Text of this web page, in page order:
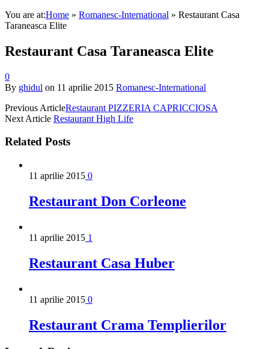
You are at:Home » Romanesc-International » Restaurant Casa
Taraneasca Elite
Restaurant Casa Taraneasca Elite
0
By ghidul on 11 aprilie 2015 Romanesc-International
Previous ArticleRestaurant PIZZERIA CAPRICCIOSA
Next Article Restaurant High Life
Related Posts
11 aprilie 2015 0
Restaurant Don Corleone
11 aprilie 2015 1
Restaurant Casa Huber
11 aprilie 2015 0
Restaurant Crama Templierilor